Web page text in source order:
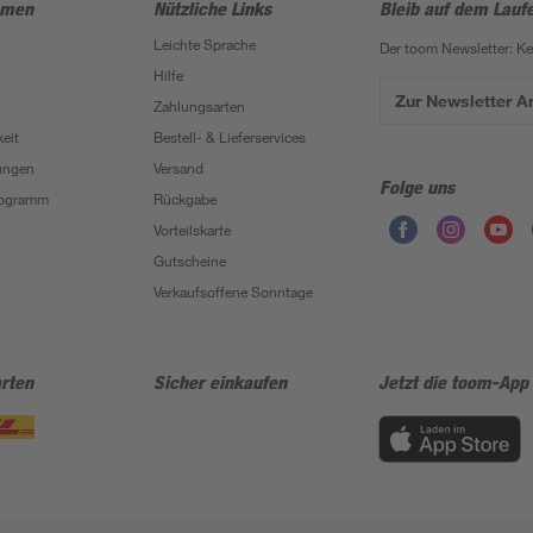
Nützliche Links
Leichte Sprache
Hilfe
Zahlungsarten
Bestell- & Lieferservices
Versand
Rückgabe
Vorteilskarte
Gutscheine
Verkaufsoffene Sonntage
Bleib auf dem
Der toom Newsletter:
Zur Newsletter
Folge uns
Sicher einkaufen Jetzt die toom-